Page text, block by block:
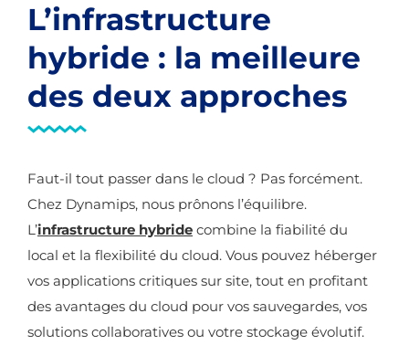
L’infrastructure
hybride : la meilleure
des deux approches
Faut-il tout passer dans le cloud ? Pas forcément.
Chez Dynamips, nous prônons l’équilibre.
L’infrastructure hybride combine la fiabilité du
local et la flexibilité du cloud. Vous pouvez héberger
vos applications critiques sur site, tout en profitant
des avantages du cloud pour vos sauvegardes, vos
solutions collaboratives ou votre stockage évolutif.